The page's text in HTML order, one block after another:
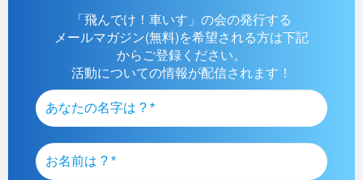
「飛んでけ！車いす」の会の発行する
メールマガジン(無料)を希望される方は下記
からご登録ください。
活動についての情報が配信されます！